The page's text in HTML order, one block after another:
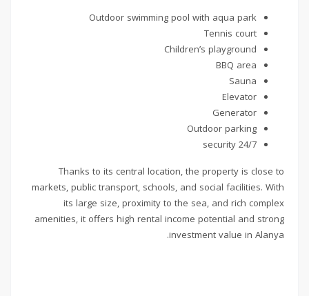
Outdoor swimming pool with aqua park
Tennis court
Children’s playground
BBQ area
Sauna
Elevator
Generator
Outdoor parking
24/7 security
Thanks to its central location, the property is close to
markets, public transport, schools, and social facilities. With
its large size, proximity to the sea, and rich complex
amenities, it offers high rental income potential and strong
investment value in Alanya.